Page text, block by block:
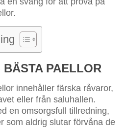
PAELLOR
innehåller färska råvaror,
eller från saluhallen.
en omsorgsfull tillredning,
som aldrig slutar förvåna de